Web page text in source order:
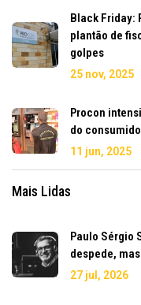
Black Friday:
plantão de
golpes
25 nov, 2025
Procon
do
11 jun, 2025
Mais Lidas
Paulo Sérgio
despede,
27 jul, 2026